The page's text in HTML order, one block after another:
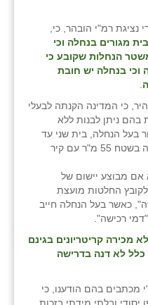
רמ"י הובהר, כי,
מגורים בנחלה וכי
הנחלות שקובע כי
וכי בנחלה יש חובת
כי המדינה הקנתה לבעלי
בהם ניתן לבנות ללא
160 מ"ר עבור "דור ההמשך" ויחידה בשטח 55 מ"ר עם קיר
אם מבוצע יישום של
8.3 סימן ז' לקובץ החלטות מועצת
כאשר בעל הנחלה חייב
רכישה".
לא מכירה קריטריונים בגינם
כלל לא דנה בדרישה
מכתבים בהם הודענו, כי